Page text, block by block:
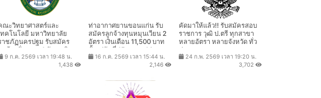
ณะวิทยาศาสตร์และ
ทคโนโลยี มหาวิทยาลัย
าชภัฏนครปฐม รับสมัคร
ลูกจ้างชั่วคราว 1 อัตรา เงิน
ดือน 15,000 บาท ตั้งแต่วันที่
15 ก.ค. - 31 ส.ค. 2569
9 ก.ค. 2569 เวลา 19:48 น.
1,438
ท่าอากาศยานขอนแก่น รับ
สมัครลูกจ้างทุนหมุนเวียน 2
อัตรา เงินเดือน 11,500 บาท
ตั้งแต่วันที่ 15 ก.ค. - 14 ส.ค.
2569
16 ก.ค. 2569 เวลา 15:44 น.
2,146
คัดมาให้แล้ว!! รับสมัครสอบ
ราชการ วุฒิ ป.ตรี ทุกสาขา
หลายอัตรา หลายจังหวัด ทั่ว
ประเทศ
24 ก.พ. 2569 เวลา 19:20 น.
3,702